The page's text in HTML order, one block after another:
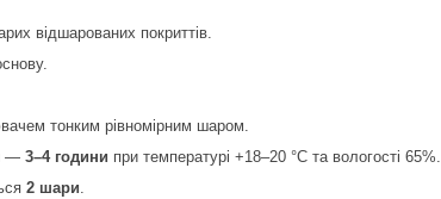
відшарованих покриттів.
тонким рівномірним шаром.
— 3–4 години при температурі +18–20 °C та вологості 65%.
2 шари.